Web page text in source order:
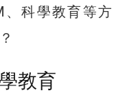
、科學教育等方
教育